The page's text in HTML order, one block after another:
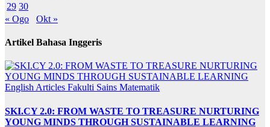
29 30
« Ogo
Okt »
Artikel Bahasa Inggeris
English Articles Fakulti Sains Matematik
SKI.CY 2.0: FROM WASTE TO TREASURE NURTURING
YOUNG MINDS THROUGH SUSTAINABLE LEARNING